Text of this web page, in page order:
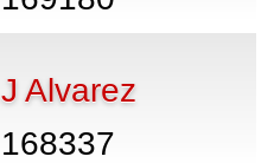
J Alvarez
168337